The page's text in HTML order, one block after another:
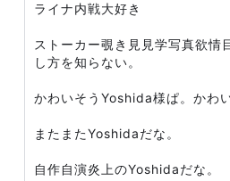
ライナ内戦大好き
ストーカー覗き見見学写真欲情
し方を知らない。
かわいそうYoshida様ぱ。かわい
またまたYoshidaだな。
自作自演炎上のYoshidaだな。